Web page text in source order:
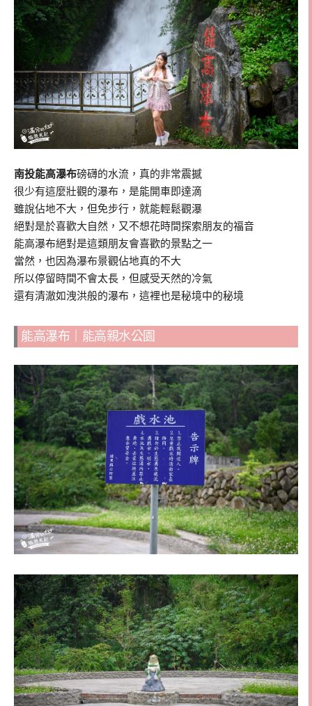
南投能高瀑布磅礴的水流，真的非常震撼
很少有這麼壯觀的瀑布，是能開車即達滴
雖說佔地不大，但免步行，就能輕鬆觀瀑
絕對是於喜歡大自然，又不想花時間探索朋友的福音
能高瀑布絕對是這類朋友會喜歡的景點之一
當然，也因為瀑布景觀佔地真的不大
所以停留時間不會太長，但感受天然的冷氣
還有清澈如洩洪般的瀑布，這裡也是秘境中的秘境
能高瀑布｜能高親水公園